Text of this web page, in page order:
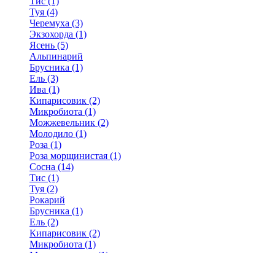
Туя (4)
Черемуха (3)
Экзохорда (1)
Ясень (5)
Альпинарий
Брусника (1)
Ель (3)
Ива (1)
Кипарисовик (2)
Микробиота (1)
Можжевельник (2)
Молодило (1)
Роза (1)
Роза морщинистая (1)
Сосна (14)
Тис (1)
Туя (2)
Рокарий
Брусника (1)
Ель (2)
Кипарисовик (2)
Микробиота (1)